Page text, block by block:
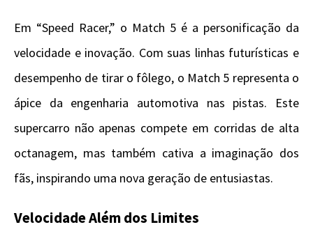
Em “Speed Racer,” o Match 5 é a personificação da
velocidade e inovação. Com suas linhas futurísticas e
desempenho de tirar o fôlego, o Match 5 representa o
ápice da engenharia automotiva nas pistas. Este
supercarro não apenas compete em corridas de alta
octanagem, mas também cativa a imaginação dos
fãs, inspirando uma nova geração de entusiastas.
Velocidade Além dos Limites